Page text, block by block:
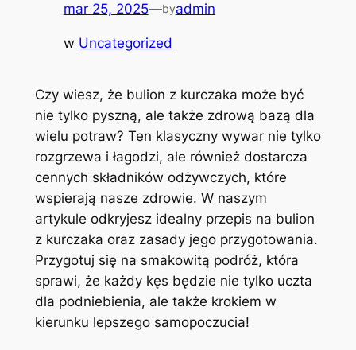
mar 25, 2025—byadmin
w Uncategorized
Czy wiesz, że bulion z kurczaka może być
nie tylko pyszną, ale także zdrową bazą dla
wielu potraw? Ten klasyczny wywar nie tylko
rozgrzewa i łagodzi, ale również dostarcza
cennych składników odżywczych, które
wspierają nasze zdrowie. W naszym
artykule odkryjesz idealny przepis na bulion
z kurczaka oraz zasady jego przygotowania.
Przygotuj się na smakowitą podróż, która
sprawi, że każdy kęs będzie nie tylko uczta
dla podniebienia, ale także krokiem w
kierunku lepszego samopoczucia!